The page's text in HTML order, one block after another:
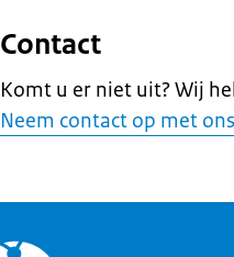
Contact
Komt u er niet uit? Wij
Neem contact op met ons